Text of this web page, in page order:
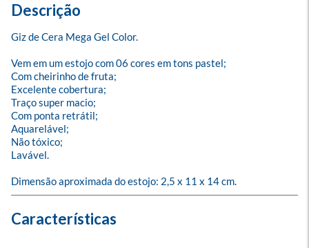
Descrição
Giz de Cera Mega Gel Color.
Vem em um estojo com 06 cores em tons pastel;
Com cheirinho de fruta;
Excelente cobertura;
Traço super macio;
Com ponta retrátil;
Aquarelável;
Não tóxico;
Lavável.
Dimensão aproximada do estojo: 2,5 x 11 x 14 cm.